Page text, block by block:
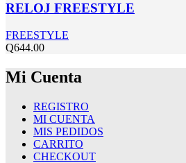
RELOJ FREESTYLE
FREESTYLE
Q644.00
Mi Cuenta
REGISTRO
MI CUENTA
MIS PEDIDOS
CARRITO
CHECKOUT